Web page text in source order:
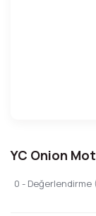
YC Onion
0 - Değerlendirme